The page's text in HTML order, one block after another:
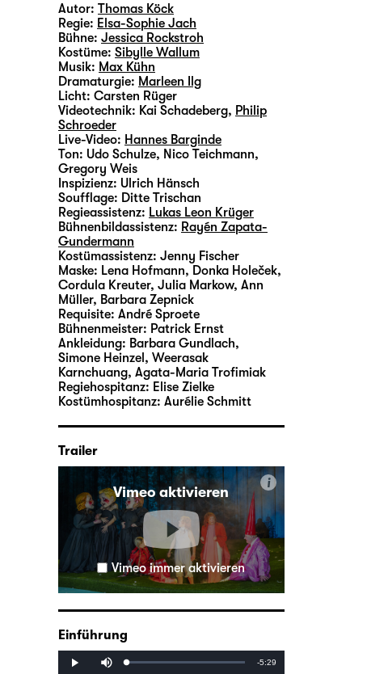
Autor: Thomas Köck
Regie: Elsa-Sophie Jach
Bühne: Jessica Rockstroh
Kostüme: Sibylle Wallum
Musik: Max Kühn
Dramaturgie: Marleen Ilg
Licht: Carsten Rüger
Videotechnik: Kai Schadeberg, Philip
Schroeder
Live-Video: Hannes Barginde
Ton: Udo Schulze, Nico Teichmann,
Gregory Weis
Inspizienz: Ulrich Hänsch
Soufflage: Ditte Trischan
Regieassistenz: Lukas Leon Krüger
Bühnenbildassistenz: Rayén Zapata-
Gundermann
Kostümassistenz: Jenny Fischer
Maske: Lena Hofmann, Donka Holeček,
Cordula Kreuter, Julia Markow, Ann
Müller, Barbara Zepnick
Requisite: André Sproete
Bühnenmeister: Patrick Ernst
Ankleidung: Barbara Gundlach,
Simone Heinzel, Weerasak
Karnchuang, Agata-Maria Trofimiak
Regiehospitanz: Elise Zielke
Kostümhospitanz: Aurélie Schmitt
Trailer
Vimeo aktivieren
i
Vimeo immer aktivieren
Einführung
Play Loaded:
Progress:
Remaining
-5:29